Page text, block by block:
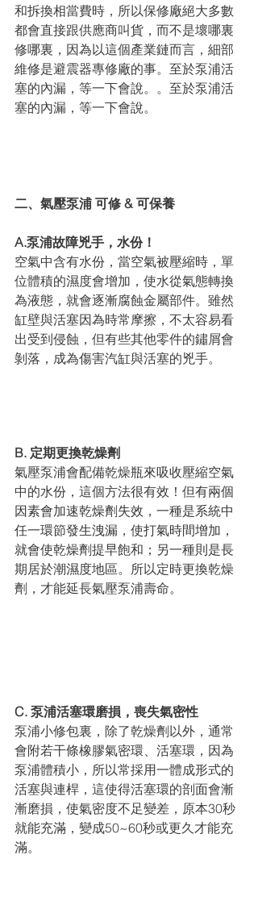
和拆換相當費時，所以保修廠絕大多數
都會直接跟供應商叫貨，而不是壞哪裏
修哪裏，因為以這個產業鏈而言，細部
維修是避震器專修廠的事。至於泵浦活
塞的內漏，等一下會說。。至於泵浦活
塞的內漏，等一下會說。
二、氣壓泵浦 可修 & 可保養
A.泵浦故障兇手，水份！
空氣中含有水份，當空氣被壓縮時，單
位體積的濕度會增加，使水從氣態轉換
為液態，就會逐漸腐蝕金屬部件。雖然
缸壁與活塞因為時常摩擦，不太容易看
出受到侵蝕，但有些其他零件的鏽屑會
剝落，成為傷害汽缸與活塞的兇手。
B. 定期更換乾燥劑
氣壓泵浦會配備乾燥瓶來吸收壓縮空氣
中的水份，這個方法很有效！但有兩個
因素會加速乾燥劑失效，一種是系統中
任一環節發生洩漏，使打氣時間增加，
就會使乾燥劑提早飽和；另一種則是長
期居於潮濕度地區。 所以定時更換乾燥
劑，才能延長氣壓泵浦壽命。
C. 泵浦活塞環磨損，喪失氣密性
泵浦小修包裏，除了乾燥劑以外，通常
會附若干條橡膠氣密環、活塞環，因為
泵浦體積小，所以常採用一體成形式的
活塞與連桿，這使得活塞環的剖面會漸
漸磨損，使氣密度不足變差，原本30秒
就能充滿，變成50~60秒或更久才能充
滿。